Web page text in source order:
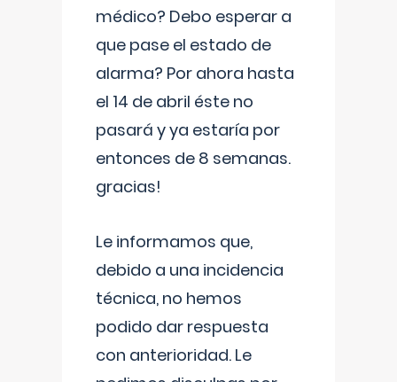
médico? Debo esperar a
que pase el estado de
alarma? Por ahora hasta
el 14 de abril éste no
pasará y ya estaría por
entonces de 8 semanas.
gracias!
Le informamos que,
debido a una incidencia
técnica, no hemos
podido dar respuesta
con anterioridad. Le